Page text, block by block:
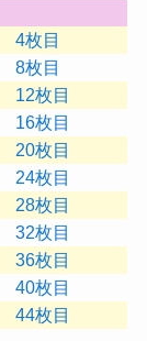
4枚目
8枚目
12枚目
16枚目
20枚目
24枚目
28枚目
32枚目
36枚目
40枚目
44枚目